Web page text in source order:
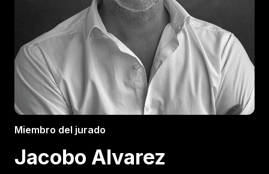
Miembro del jurado
Jacobo Alvarez